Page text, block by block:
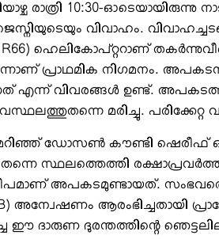
രാത്രി 10:30-
വിവാഹം.
R66) ഹെലികോപ്റ്ററാണ്
പ്രാഥമിക നിഗമനം.
എന്ന് വിവരങ്ങള്‍ ഉണ്ട്.
മരിച്ചു. പരിക്കേറ്റ
ഡോസണ്‍ കൗണ്ടി
സ്ഥലത്തെത്തി
അപകടമുണ്ടായത്.
ആരംഭിച്ചതായി
ഈ ദാരുണ ദുരന്തത്തിന്റെ